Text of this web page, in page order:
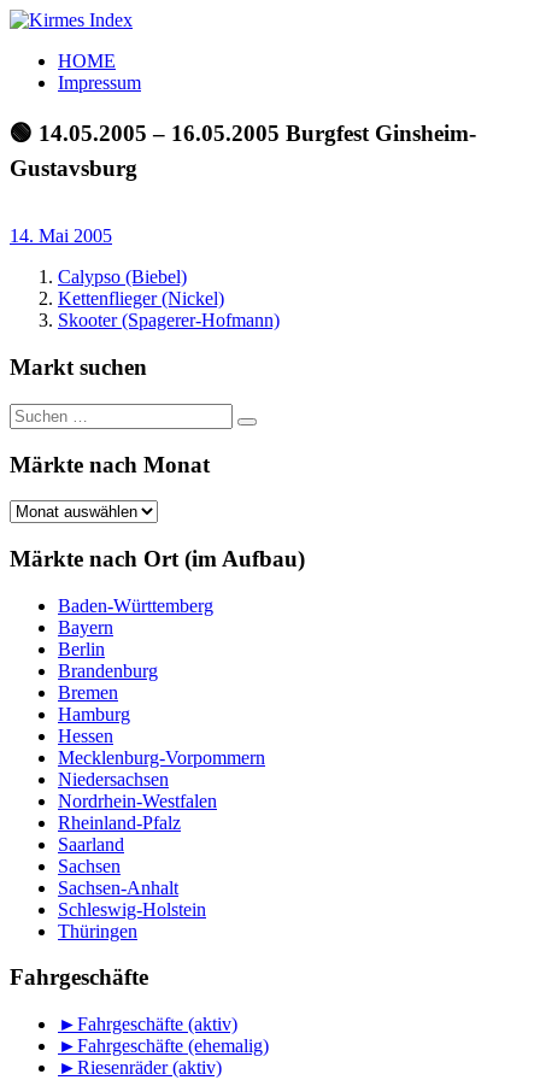
Zum
springen
Kirmes
Index
Tourpläne
der
letzten
Jahre
HOME
Impressum
🟢 14.05.2005 – 16.05.2005 Burgfest Ginsheim-
Gustavsburg
14. Mai 2005
Calypso (Biebel)
Kettenflieger (Nickel)
Skooter (Spagerer-Hofmann)
Markt suchen
Suchen
nach:
Suchen
Märkte nach Monat
Märkte
Monat
Märkte nach Ort (im Aufbau)
Baden-Württemberg
Bayern
Berlin
Brandenburg
Bremen
Hamburg
Hessen
Mecklenburg-Vorpommern
Niedersachsen
Nordrhein-Westfalen
Rheinland-Pfalz
Saarland
Sachsen
Sachsen-Anhalt
Schleswig-Holstein
Thüringen
Fahrgeschäfte
►Fahrgeschäfte (aktiv)
►Fahrgeschäfte (ehemalig)
►Riesenräder (aktiv)